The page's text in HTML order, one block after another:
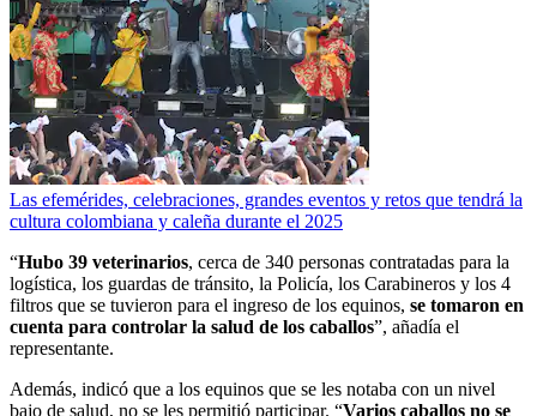
Las efemérides, celebraciones, grandes eventos y retos que tendrá la
cultura colombiana y caleña durante el 2025
“Hubo 39 veterinarios, cerca de 340 personas contratadas para la
logística, los guardas de tránsito, la Policía, los Carabineros y los 4
filtros que se tuvieron para el ingreso de los equinos, se tomaron en
cuenta para controlar la salud de los caballos”, añadía el
representante.
Además, indicó que a los equinos que se les notaba con un nivel
bajo de salud, no se les permitió participar. “Varios caballos no se